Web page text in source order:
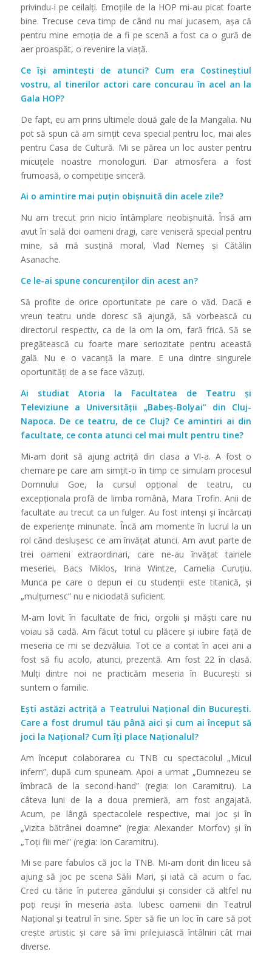
privindu-i pe ceilalţi. Emoţiile de la HOP mi-au picat foarte
bine. Trecuse ceva timp de când nu mai jucasem, așa că
pentru mine emoţia de a fi pe scenă a fost ca o gură de
aer proaspăt, o revenire la viaţă.
Ce își amintești de atunci? Cum era Costineștiul
vostru, al tinerilor actori care concurau în acel an la
Gala HOP?
De fapt, eu am prins ultimele două gale de la Mangalia. Nu
pot să spun că am simţit ceva special pentru loc, mai ales
pentru Casa de Cultură. Mi se părea un loc auster pentru
micuţele noastre monologuri. Dar atmosfera a fost
frumoasă, o competiţie sinceră.
Ai o amintire mai puțin obișnuită din acele zile?
Nu am trecut prin nicio întâmplare neobișnuită. Însă am
avut în sală doi oameni dragi, care veniseră special pentru
mine, să mă susţină moral, Vlad Nemeș și Cătălin
Asanache.
Ce le-ai spune concurenților din acest an?
Să profite de orice oportunitate pe care o văd. Dacă e
vreun teatru unde doresc să ajungă, să vorbească cu
directorul respectiv, ca de la om la om, fară frică. Să se
pregătească cu foarte mare seriozitate pentru această
gală. Nu e o vacanţă la mare. E una dintre singurele
oportunităţi de a se face văzuţi.
Ai studiat Atoria la Facultatea de Teatru și
Televiziune a Universităţii „Babeş-Bolyai” din Cluj-
Napoca. De ce teatru, de ce Cluj? Ce amintiri ai din
facultate, ce conta atunci cel mai mult pentru tine?
Mi-am dorit să ajung actriţă din clasa a VI-a. A fost o
chemare pe care am simţit-o în timp ce simulam procesul
Domnului Goe, la cursul opţional de teatru, cu
excepţionala profă de limba română, Mara Trofin. Anii de
facultate au trecut ca un fulger. Au fost intenși și încărcaţi
de experienţe minunate. Încă am momente în lucrul la un
rol când deslușesc ce am învăţat atunci. Am avut parte de
trei oameni extraordinari, care ne-au învăţat tainele
meseriei, Bacs Miklos, Irina Wintze, Camelia Curuţiu.
Munca pe care o depun ei cu studenţii este titanică, și
„mulţumesc” nu e niciodată suficient.
M-am lovit în facultate de frici, orgolii și măști care nu
voiau să cadă. Am făcut totul cu plăcere și iubire faţă de
meseria ce mi se dezvăluia. Tot ce a contat în acei ani a
fost să fiu acolo, atunci, prezentă. Am fost 22 în clasă.
Mulţi dintre noi ne practicăm meseria în București si
suntem o familie.
Ești astăzi actriță a Teatrului Național din București.
Care a fost drumul tău până aici și cum ai început să
joci la Național? Cum îți place Naționalul?
Am început colaborarea cu TNB cu spectacolul „Micul
infern”, după cum spuneam. Apoi a urmat „Dumnezeu se
îmbracă de la second-hand” (regia: Ion Caramitru). La
câteva luni de la a doua premieră, am fost angajată.
Acum, pe lângă spectacolele respective, mai joc și în
„Vizita bătrânei doamne” (regia: Alexander Morfov) și în
„Toţi fiii mei” (regia: Ion Caramitru).
Mi se pare fabulos că joc la TNB. Mi-am dorit din liceu să
ajung să joc pe scena Sălii Mari, și iată că acum o fac.
Cred cu tărie în puterea gândului și consider că altfel nu
poţi reuși în meseria asta. Iubesc oamenii din Teatrul
Naţional și teatrul în sine. Sper să fie un loc în care să pot
crește artistic și care să îmi prilejuiască întâlniri cât mai
diverse.